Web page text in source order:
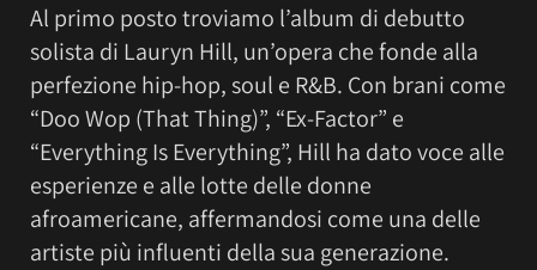
Al primo posto troviamo l’album di debutto
solista di Lauryn Hill, un’opera che fonde alla
perfezione hip-hop, soul e R&B. Con brani come
“Doo Wop (That Thing)”, “Ex-Factor” e
“Everything Is Everything”, Hill ha dato voce alle
esperienze e alle lotte delle donne
afroamericane, affermandosi come una delle
artiste più influenti della sua generazione.